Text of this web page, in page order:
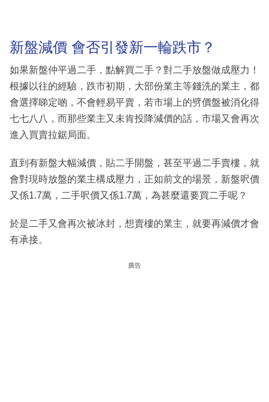
新盤減價 會否引發新一輪跌市？
如果新盤仲平過二手，點解買二手？對二手放盤做成壓力！
根據以往的經驗，跌市初期，大部份業主等錢洗的業主，都
會選擇睇定啲，不會輕易平賣，若市場上的劈價盤被消化得
七七八八，而那些業主又未肯投降減價的話，市場又會再次
進入買賣拉鋸局面。
直到有新盤大幅減價，貼二手開盤，甚至平過二手賣樓，就
會對現時放盤的業主構成壓力，正如前文的場景，新盤呎價
又係1.7萬，二手呎價又係1.7萬，為甚麼還要買二手呢？
於是二手又會再次被冰封，想賣樓的業主，就要再減價才會
有承接。
廣告